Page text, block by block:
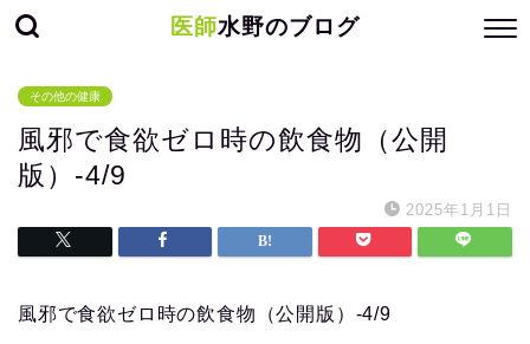
医師水野のブログ
その他の健康
風邪で食欲ゼロ時の飲食物（公開
版）-4/9
2025年1月1日
風邪で食欲ゼロ時の飲食物（公開版）-4/9